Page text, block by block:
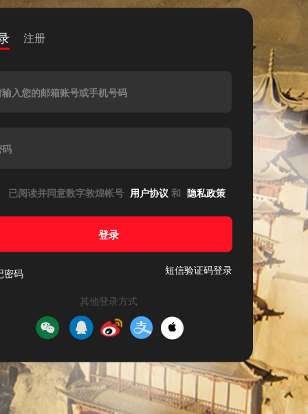
注册
入您的邮箱账号或手机号码
已阅读并同意数字敦煌帐号 用户协议 和 隐私政策
登录
密码 短信验证码登录
其他登录方式